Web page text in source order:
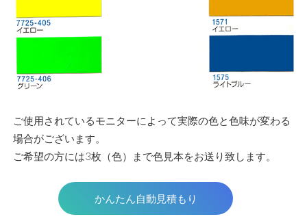
ご使用されているモニターによって実際の色と色味が変わる
場合がございます。
ご希望の方には3枚（色）まで色見本をお送り致します。
かんたん自動見積もり